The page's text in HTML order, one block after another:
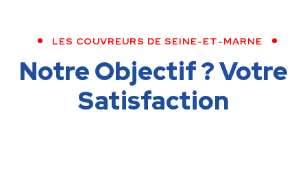
LES COUVREURS DE SEINE-ET-MARNE
Notre Objectif ?Votre
Satisfaction